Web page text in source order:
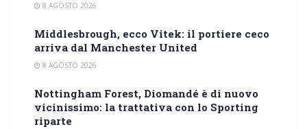
8 AGOSTO 2026
Middlesbrough, ecco Vitek: il portiere ceco
arriva dal Manchester United
8 AGOSTO 2026
Nottingham Forest, Diomandé è di nuovo
vicinissimo: la trattativa con lo Sporting
riparte